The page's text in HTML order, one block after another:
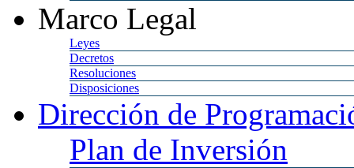
Marco Legal
Leyes
Decretos
Resoluciones
Disposiciones
Dirección de
Plan de Inversión